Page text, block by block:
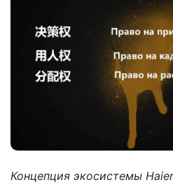
Концепция экосистемы Haier